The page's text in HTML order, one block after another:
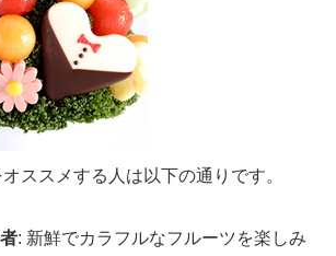
ススメする人は以下の通りです。
: 新鮮でカラフルなフルーツを楽しみ